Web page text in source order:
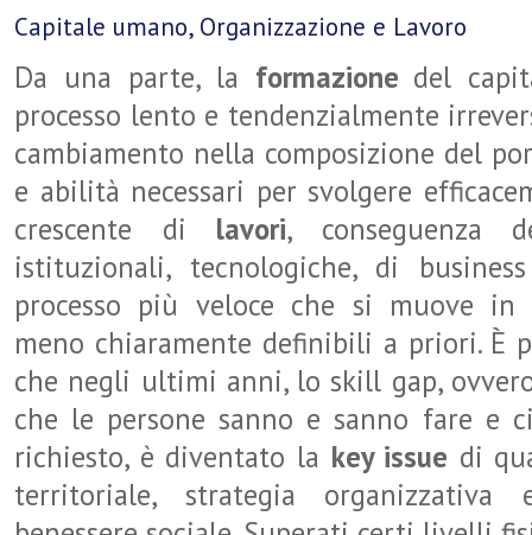
Capitale umano, Organizzazione e Lavoro
Da una parte, la formazione del
processo lento e tendenzialmente
cambiamento nella composizione del
e abilità necessari per svolgere
crescente di lavori, conseguenza
istituzionali, tecnologiche, di
processo più veloce che si muove in
meno chiaramente definibili a priori. È
che negli ultimi anni, lo skill gap,
che le persone sanno e sanno fare e
richiesto, è diventato la key issue di
territoriale, strategia